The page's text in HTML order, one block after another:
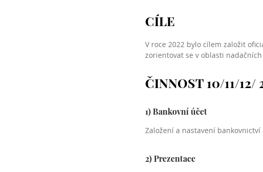
CÍLE
V roce 2022 bylo cílem založit
zorientovat se v oblasti
ČINNOST 10/11/12/
1) Bankovní účet
Založení a nastavení
2) Prezentace